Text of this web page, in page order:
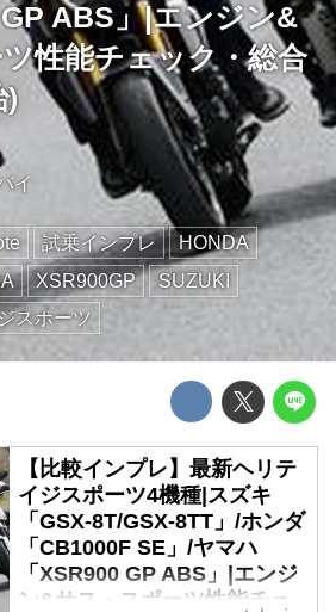
ABS」|エンジン&
性能チェック・総合
)
イ
試乗インプレ
HONDA
XSR900GP
SUZUKI
スポーツ
【比較インプレ】最新ヘリテ
イジスポーツ4機種|スズキ
「GSX-8T/GSX-8TT」/ホンダ
「CB1000F SE」/ヤマハ
「XSR900 GP ABS」|エンジ
ン&サス・スポーツ性能チェ